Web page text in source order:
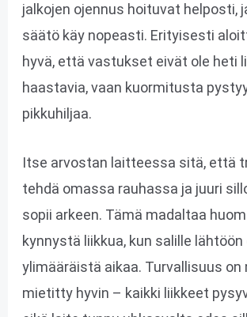
jalkojen ojennus hoituvat helposti,
säätö käy nopeasti. Erityisesti
hyvä, että vastukset eivät ole heti
haastavia, vaan kuormitusta
pikkuhiljaa.
Itse arvostan laitteessa sitä, että
tehdä omassa rauhassa ja juuri
sopii arkeen. Tämä madaltaa
kynnystä liikkua, kun salille lähtöön
ylimääräistä aikaa. Turvallisuus on
mietitty hyvin – kaikki liikkeet